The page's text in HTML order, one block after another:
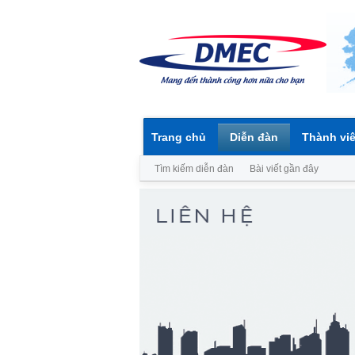
Trang chủ Diễn đàn
Tìm kiếm diễn đàn Bài viết gần đây
Thành